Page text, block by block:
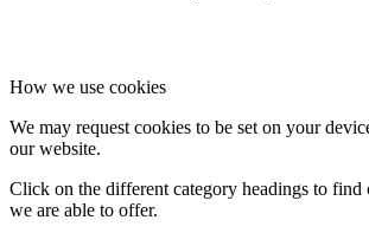
How we use cookies
We may request cookies to be set on your
our website.
Click on the different category headings to find
we are able to offer.